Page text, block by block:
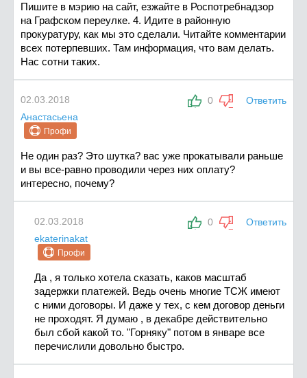
Пишите в мэрию на сайт, езжайте в Роспотребнадзор
на Графском переулке. 4. Идите в районную
прокуратуру, как мы это сделали. Читайте комментарии
всех потерпевших. Там информация, что вам делать.
Нас сотни таких.
0 Ответить
02.03.2018
Анастасьена
Профи
Не один раз? Это шутка? вас уже прокатывали раньше
и вы все-равно проводили через них оплату?
интересно, почему?
0 Ответить
02.03.2018
ekaterinakat
Профи
Да , я только хотела сказать, каков масштаб
задержки платежей. Ведь очень многие ТСЖ имеют
с ними договоры. И даже у тех, с кем договор деньги
не проходят. Я думаю , в декабре действительно
был сбой какой то. "Горняку" потом в январе все
перечислили довольно быстро.